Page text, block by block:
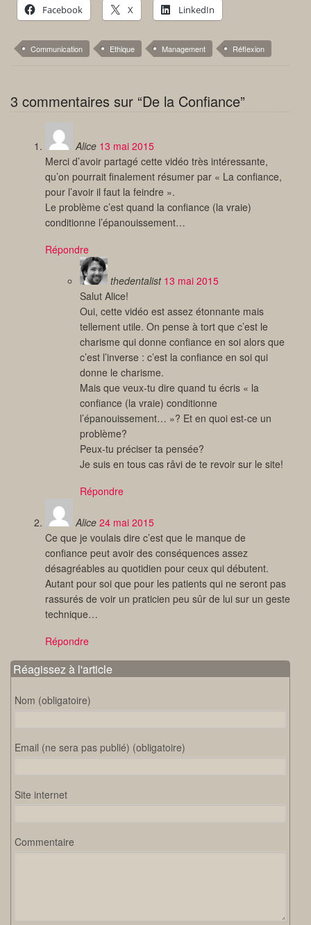
Facebook X LinkedIn
Communication Ethique Management Réflexion
3 commentaires sur “De la Confiance”
Alice 13 mai 2015
Merci d’avoir partagé cette vidéo très intéressante,
qu’on pourrait finalement résumer par « La confiance,
pour l’avoir il faut la feindre ».
Le problème c’est quand la confiance (la vraie)
conditionne l’épanouissement…
Répondre
thedentalist 13 mai 2015
Salut Alice!
Oui, cette vidéo est assez étonnante mais
tellement utile. On pense à tort que c’est le
charisme qui donne confiance en soi alors que
c’est l’inverse : c’est la confiance en soi qui
donne le charisme.
Mais que veux-tu dire quand tu écris « la
confiance (la vraie) conditionne
l’épanouissement… »? Et en quoi est-ce un
problème?
Peux-tu préciser ta pensée?
Je suis en tous cas râvi de te revoir sur le site!
Répondre
Alice 24 mai 2015
Ce que je voulais dire c’est que le manque de
confiance peut avoir des conséquences assez
désagréables au quotidien pour ceux qui débutent.
Autant pour soi que pour les patients qui ne seront pas
rassurés de voir un praticien peu sûr de lui sur un geste
technique…
Répondre
Réagissez à l'article
Nom (obligatoire)
Email (ne sera pas publié) (obligatoire)
Site internet
Commentaire